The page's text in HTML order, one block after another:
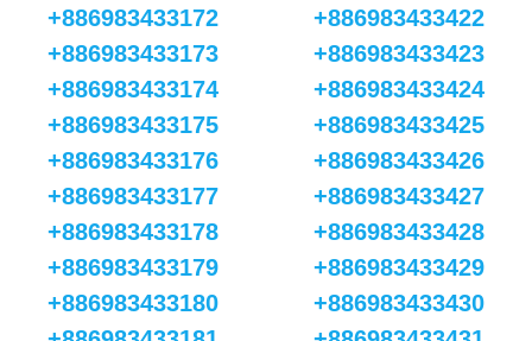
+886983433172
+886983433173
+886983433174
+886983433175
+886983433176
+886983433177
+886983433178
+886983433179
+886983433180
+886983433422
+886983433423
+886983433424
+886983433425
+886983433426
+886983433427
+886983433428
+886983433429
+886983433430